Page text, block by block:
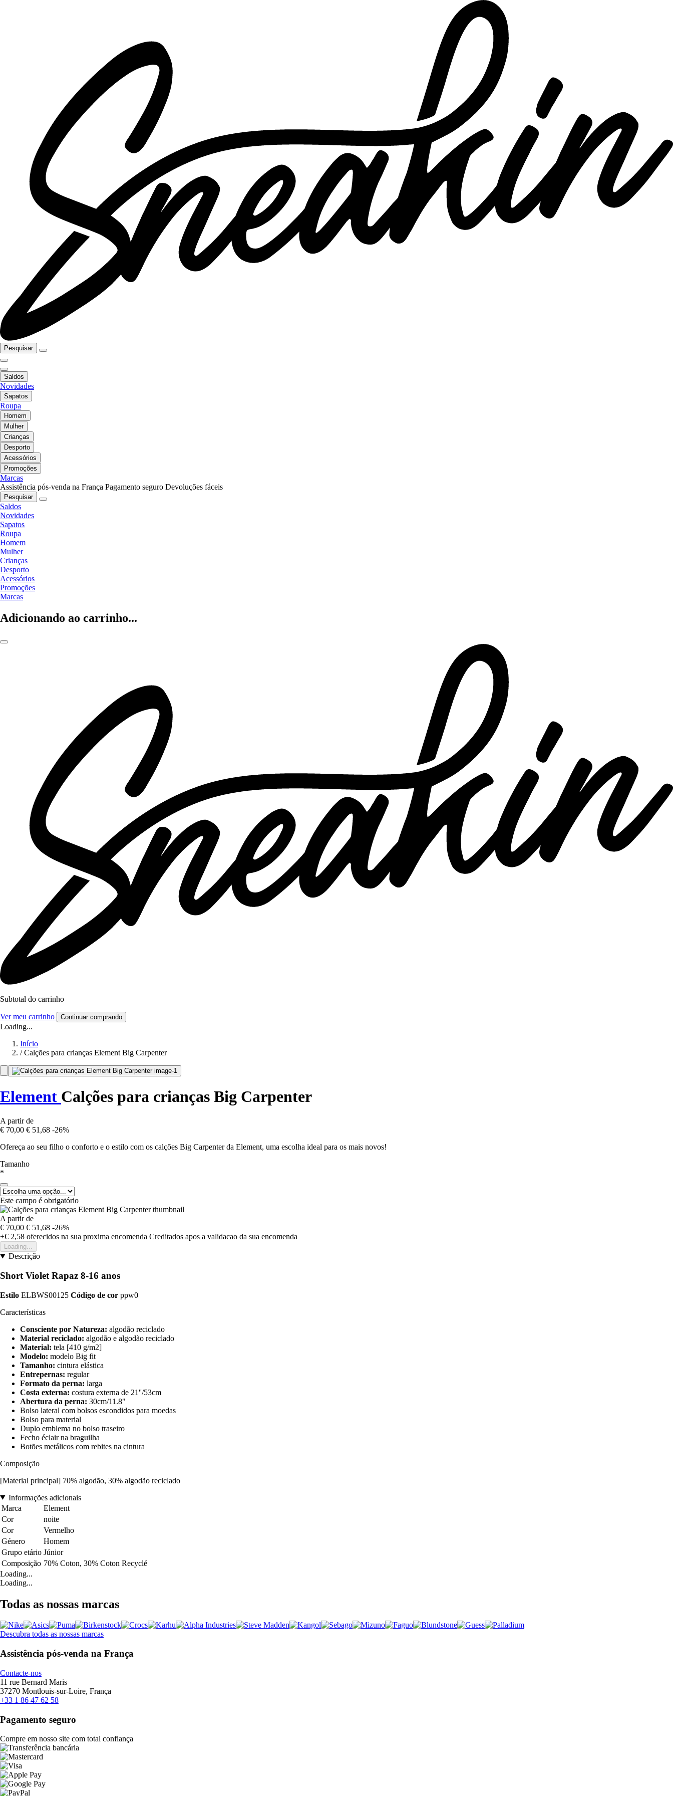
Pesquisar
Saldos
Novidades
Sapatos
Roupa
Homem
Mulher
Crianças
Desporto
Acessórios
Promoções
Marcas
Assistência pós-venda na França Pagamento seguro Devoluções fáceis
Pesquisar
Saldos
Novidades
Sapatos
Roupa
Homem
Mulher
Crianças
Desporto
Acessórios
Promoções
Marcas
Adicionando ao carrinho...
Subtotal do carrinho
Ver meu carrinho Continuar comprando
Loading...
Início
/ Calções para crianças Element Big Carpenter
Element Calções para crianças Big Carpenter
A partir de
€ 70,00 € 51,68 -26%
Ofereça ao seu filho o conforto e o estilo com os calções Big Carpenter da Element, uma escolha ideal para os mais novos!
Tamanho
*
Este campo é obrigatório
A partir de
€ 70,00 € 51,68 -26%
+€ 2,58 oferecidos na sua proxima encomenda Creditados apos a validacao da sua encomenda
Loading...
Descrição
Short Violet Rapaz 8-16 anos
Estilo ELBWS00125 Código de cor ppw0
Características
Consciente por Natureza: algodão reciclado
Material reciclado: algodão e algodão reciclado
Material: tela [410 g/m2]
Modelo: modelo Big fit
Tamanho: cintura elástica
Entrepernas: regular
Formato da perna: larga
Costa externa: costura externa de 21''/53cm
Abertura da perna: 30cm/11.8"
Bolso lateral com bolsos escondidos para moedas
Bolso para material
Duplo emblema no bolso traseiro
Fecho éclair na braguilha
Botões metálicos com rebites na cintura
Composição
[Material principal] 70% algodão, 30% algodão reciclado
Informações adicionais
Marca
Element
Cor
noite
Cor
Vermelho
Género
Homem
Grupo etário Júnior
Composição 70% Coton, 30% Coton Recyclé
Loading...
Loading...
Todas as nossas marcas
Descubra todas as nossas marcas
Assistência pós-venda na França
Contacte-nos
11 rue Bernard Maris
37270 Montlouis-sur-Loire, França
+33 1 86 47 62 58
Pagamento seguro
Compre em nosso site com total confiança